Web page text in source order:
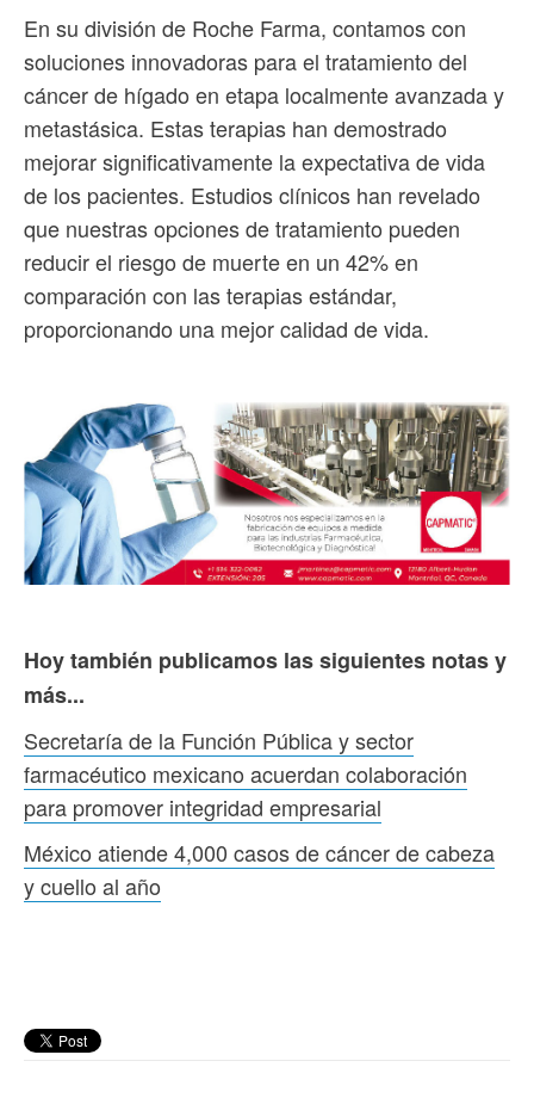
En su división de Roche Farma, contamos con
soluciones innovadoras para el tratamiento del
cáncer de hígado en etapa localmente avanzada y
metastásica. Estas terapias han demostrado
mejorar significativamente la expectativa de vida
de los pacientes. Estudios clínicos han revelado
que nuestras opciones de tratamiento pueden
reducir el riesgo de muerte en un 42% en
comparación con las terapias estándar,
proporcionando una mejor calidad de vida.
Hoy también publicamos las siguientes notas y
más...
Secretaría de la Función Pública y sector
farmacéutico mexicano acuerdan colaboración
para promover integridad empresarial
México atiende 4,000 casos de cáncer de cabeza
y cuello al año